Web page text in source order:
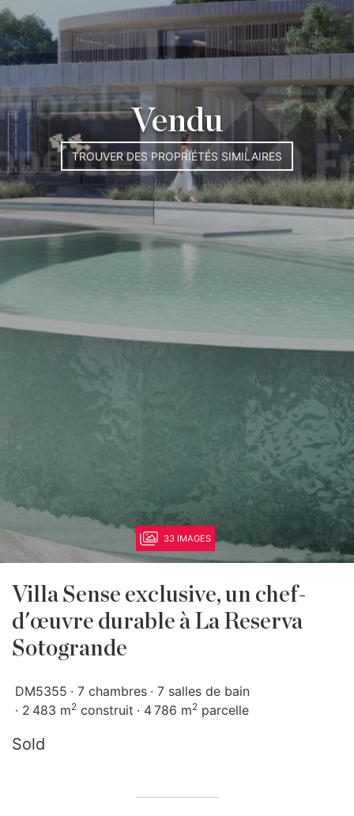
Vendu
TROUVER DES PROPRIÉTÉS SIMILAIRES
33 IMAGES
Villa Sense exclusive, un chef-
d'œuvre durable à La Reserva
Sotogrande
DM5355 7 chambres
7 salles de bain
2 483 m2 construit 4 786 m2 parcelle
Sold